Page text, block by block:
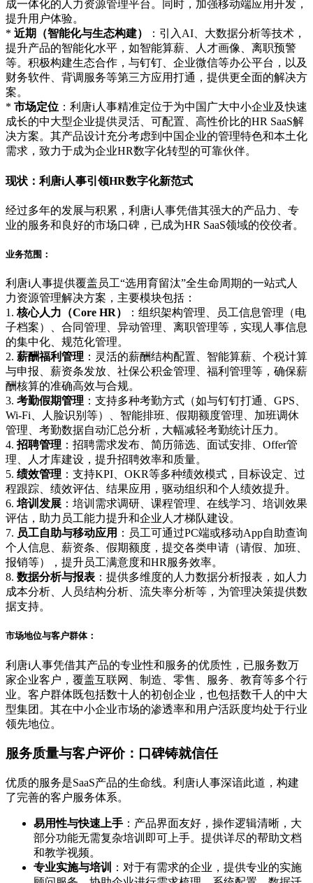
成一体化的人力资源管理平台。同时，加强移动端应用开发，
提升用户体验。
* 近期（智能化与生态构建）
：引入AI、大数据分析等技术，
提升产品的智能化水平，如智能算薪、人才画像、离职预警
等。积极构建生态合作，与钉钉、企业微信等办公平台，以及
财务软件、背调服务等第三方应用打通，提供更全面的解决方
案。
* 市场定位 ：利唐i人事精准定位于为中国广大中小企业及快速
成长的中大型企业提供灵活、可配置、高性价比的HR SaaS解
决方案。其产品设计充分考虑到中国企业的管理特色和本土化
需求，致力于成为企业HR数字化转型的可靠伙伴。
现状：利唐i人事引领HR数字化新范式
经过多年的发展与积累，利唐i人事凭借其强大的产品力、专
业的服务和良好的市场口碑，已成为HR SaaS领域的佼佼者。
业务范围：
利唐i人事提供覆盖员工“选用育留汰”全生命周期的一站式人
力资源管理解决方案，主要模块包括：
1. 核心人力（Core HR）
：组织架构管理、员工信息管理（电
子档案）、合同管理、异动管理、离职管理等，实现人事信息
的集中化、规范化管理。
2. 薪酬福利管理 ：灵活的薪酬结构配置、智能算薪、个税计算
与申报、薪资条发放、社保公积金管理、福利管理等，确保薪
酬核算的准确高效与合规。
3. 考勤假期管理 ：支持多种考勤方式（如与钉钉打通、GPS、
Wi-Fi、人脸识别等）、智能排班、假期额度管理、加班调休
管理、考勤数据自动汇总分析，大幅减轻考勤统计压力。
4. 招聘管理 ：招聘需求发布、简历筛选、面试安排、Offer管
理、人才库建设，提升招聘效率和质量。
5. 绩效管理 ：支持KPI、OKR等多种绩效模式，目标设定、过
程跟踪、绩效评估、结果应用，驱动组织和个人绩效提升。
6. 培训发展 ：培训需求调研、课程管理、在线学习、培训效果
评估，助力员工能力提升和企业人才梯队建设。
7. 员工自助与移动应用 ：员工可通过PC端或移动App自助查询
个人信息、薪资条、假期额度，提交各类申请（请假、加班、
报销等），提升员工满意度和HR服务效率。
8. 数据分析与报表 ：提供多维度的人力数据分析报表，如人力
成本分析、人员结构分析、流失率分析等，为管理决策提供数
据支持。
市场地位与客户群体：
利唐i人事凭借其产品的专业性和服务的优质性，已服务数万
家企业客户，覆盖互联网、制造、零售、服务、教育等多个行
业。客户群体既包括数十人的初创企业，也包括数千人的中大
型集团。其在中小企业市场的渗透率和用户活跃度均处于行业
领先地位。
服务质量与客户评价：口碑铸就信任
优质的服务是SaaS产品的生命线。利唐i人事深谙此道，构建
了完善的客户服务体系。
易用性与快速上手 ：产品界面友好，操作逻辑清晰，大
部分功能无需复杂培训即可上手。提供详尽的帮助文档
和教学视频。
专业实施与培训
：对于有需求的企业，提供专业的实施